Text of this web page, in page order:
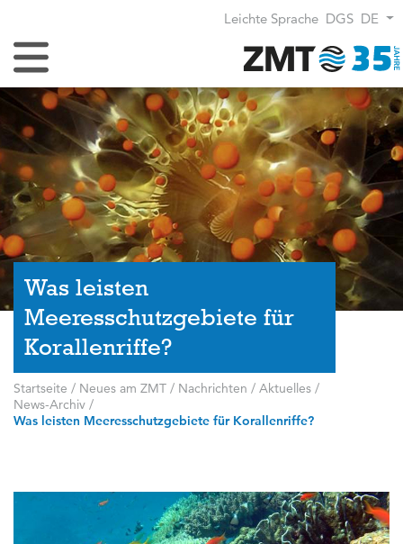
Leichte Sprache DGS DE
Navigation umschalten
Was leisten
Meeresschutzgebiete für
Korallenriffe?
Startseite / Neues am ZMT / Nachrichten / Aktuelles /
News-Archiv /
Was leisten Meeresschutzgebiete für Korallenriffe?